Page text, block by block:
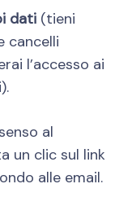
dati (tieni
cancelli
l’accesso ai
al
un clic sul link
alle email.